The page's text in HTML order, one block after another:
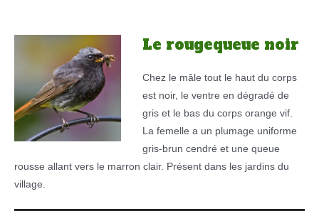
Le rougequeue noir
Chez le mâle tout le haut du corps
est noir, le ventre en dégradé de
gris et le bas du corps orange vif.
La femelle a un plumage uniforme
gris-brun cendré et une queue
rousse allant vers le marron clair. Présent dans les jardins du
village.